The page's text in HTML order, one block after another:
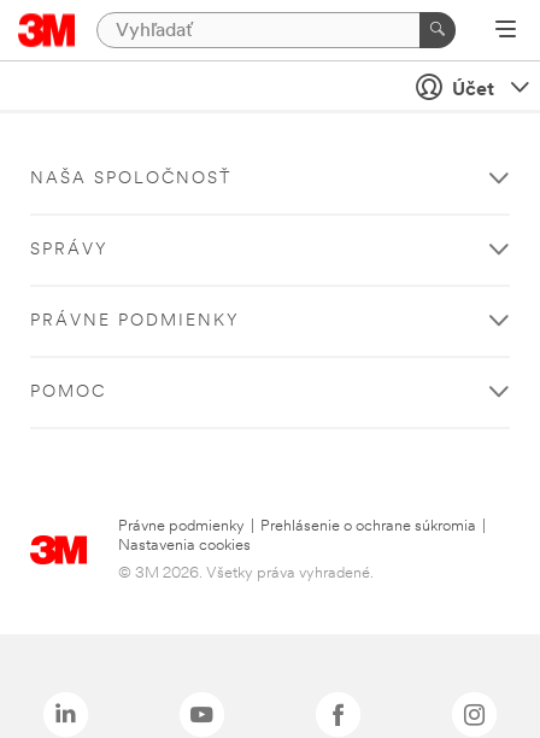
Účet
NAŠA SPOLOČNOSŤ
SPRÁVY
PRÁVNE PODMIENKY
POMOC
Právne podmienky Prehlásenie o ochrane súkromia
Nastavenia cookies
© 3M 2026. Všetky práva vyhradené.